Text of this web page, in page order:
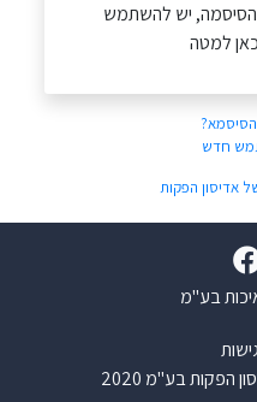
יש להשתמש
למטה
חדש
אדיסון הפקות
בע"מ
הפקות בע"מ 2020